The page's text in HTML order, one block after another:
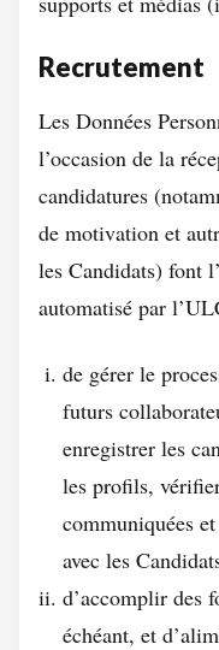
Recrutement
Les Données
l’occasion de la
candidatures
de motivation et
les Candidats) font
automatisé par
de gérer le
futurs
enregistrer les
les profils,
communiquées
avec les
d’accomplir des
échéant, et